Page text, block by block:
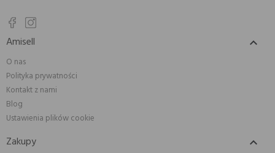
Amisell 
O nas
Polityka prywatności
Kontakt z nami
Blog
Ustawienia plików cookie
Zakupy 